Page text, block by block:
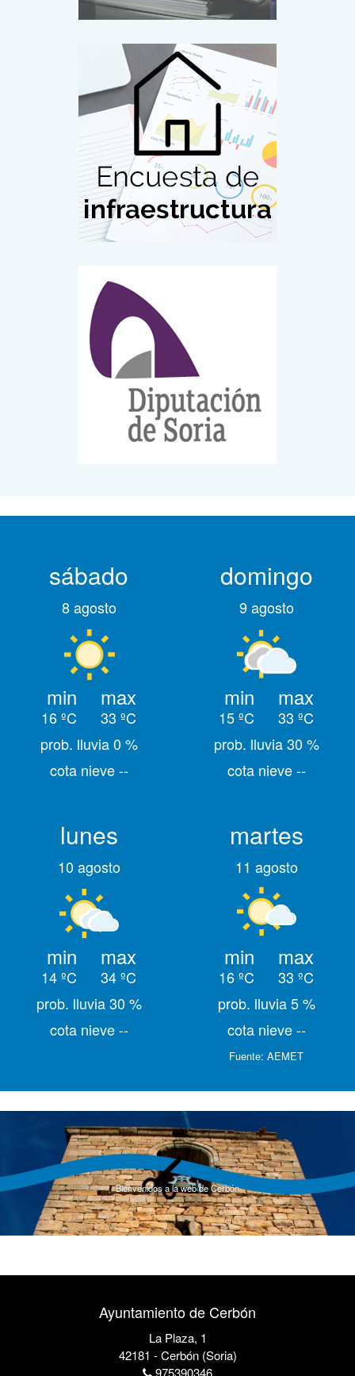
sábado
8 agosto
min
16 ºC
max
33 ºC
prob. lluvia 0 %
cota nieve --
domingo
9 agosto
min
15 ºC
max
33 ºC
prob. lluvia 30 %
cota nieve --
lunes
10 agosto
min
14 ºC
max
34 ºC
prob. lluvia 30 %
cota nieve --
martes
11 agosto
min
16 ºC
max
33 ºC
prob. lluvia 5 %
cota nieve --
Fuente: AEMET
Bienvenidos a la web de Cerbón
Ayuntamiento de Cerbón
La Plaza, 1
42181 - Cerbón (Soria)
975390346